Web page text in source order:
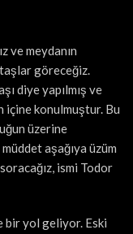
ve meydanın
taşlar göreceğiz.
diye yapılmış ve
içine konulmuştur. Bu
üzerine
aşağıya üzüm
ismi Todor
bir yol geliyor. Eski